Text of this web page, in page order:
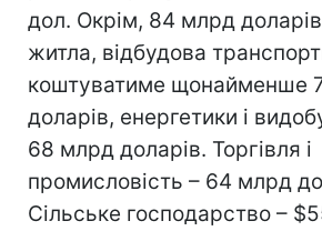
дол. Окрім, 84 млрд
житла, відбудова
коштуватиме щонайменше
доларів, енергетики і
68 млрд доларів. Торгівля і
промисловість – 64 млрд
Сільське господарство –